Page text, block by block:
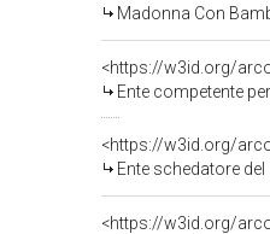
Madonna Con
<https://w3id.org/
Ente competente per tutela
<https://w3id.org/
Ente schedatore del bene
<https://w3id.org/